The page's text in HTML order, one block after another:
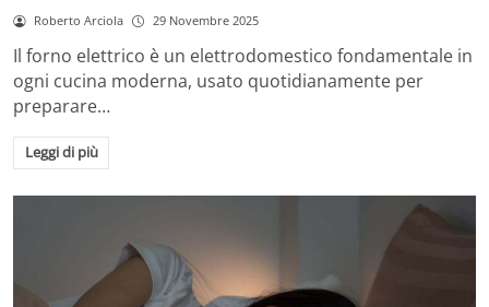
Roberto Arciola 29 Novembre 2025
Il forno elettrico è un elettrodomestico fondamentale in
ogni cucina moderna, usato quotidianamente per
preparare…
Leggi di più